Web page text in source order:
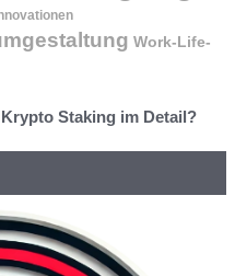
Work-Life-
Staking im Detail?